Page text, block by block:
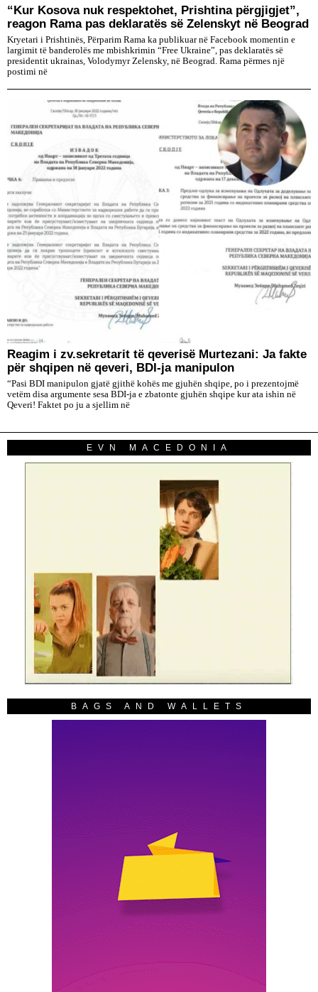
“Kur Kosova nuk respektohet, Prishtina përgjigjet”,
reagon Rama pas deklaratës së Zelenskyt në Beograd
Kryetari i Prishtinës, Përparim Rama ka publikuar në Facebook momentin e
largimit të banderolës me mbishkrimin “Free Ukraine”, pas deklaratës së
presidentit ukrainas, Volodymyr Zelensky, në Beograd. Rama përmes një
postimi në
Reagim i zv.sekretarit të qeverisë Murtezani: Ja fakte
për shqipen në qeveri, BDI-ja manipulon
“Pasi BDI manipulon gjatë gjithë kohës me gjuhën shqipe, po i prezentojmë
vetëm disa argumente sesa BDI-ja e zbatonte gjuhën shqipe kur ata ishin në
Qeveri! Faktet po ju a sjellim në
EVN MACEDONIA
BAGS AND WALLETS